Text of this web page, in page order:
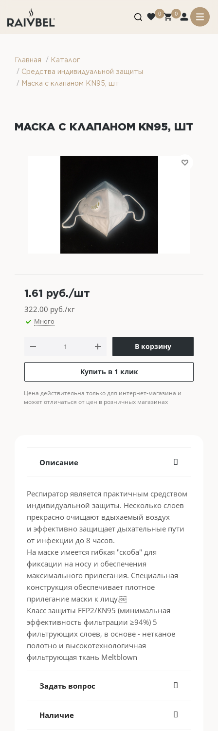
0 0
Главная / Каталог
/ Средства индивидуальной защиты
/ Маска с клапаном KN95, шт
МАСКА С КЛАПАНОМ KN95, ШТ
1.61 руб./шт
322.00 руб./кг
Много
В корзину
Купить в 1 клик
Цена действительна только для интернет-магазина и
может отличаться от цен в розничных магазинах
Описание
Респиратор является практичным средством
индивидуальной защиты. Несколько слоев
прекрасно очищают вдыхаемый воздух
и эффективно защищает дыхательные пути
от инфекции до 8 часов.
На маске имеется гибкая "скоба" для
фиксации на носу и обеспечения
максимального прилегания. Специальная
конструкция обеспечивает плотное
прилегание маски к лицу.￼
Класс защиты FFP2/KN95 (минимальная
эффективность фильтрации ≥94%) 5
фильтрующих слоев, в основе - нетканое
полотно и высокотехнологичная
фильтрующая ткань Meltblown
Задать вопрос
Наличие